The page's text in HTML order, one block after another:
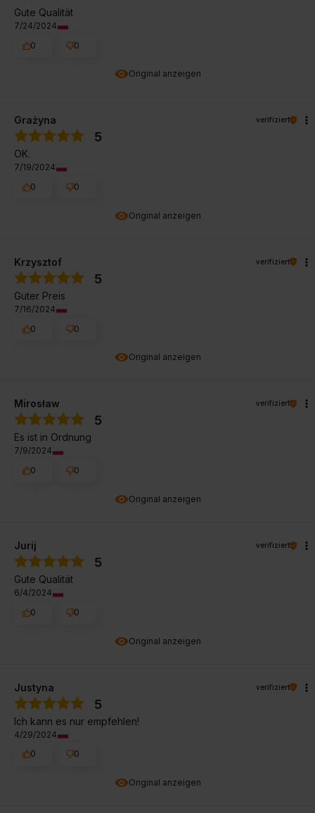
Original anzeigen
Gute Qualität
7/24/2024
0
0
Original anzeigen
Grażyna verifiziert
5
OK.
7/19/2024
0
0
Original anzeigen
Krzysztof verifiziert
5
Guter Preis
7/16/2024
0
0
Original anzeigen
Mirosław verifiziert
5
Es ist in Ordnung
7/9/2024
0
0
Original anzeigen
Jurij verifiziert
5
Gute Qualität
6/4/2024
0
0
Original anzeigen
Justyna verifiziert
5
Ich kann es nur empfehlen!
4/29/2024
0
0